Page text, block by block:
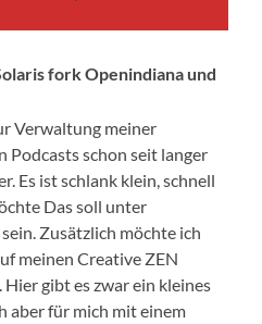
fork Openindiana und
Verwaltung meiner
Podcasts schon seit langer
Es ist schlank klein, schnell
Das soll unter
Zusätzlich möchte ich
meinen Creative ZEN
gibt es zwar ein kleines
aber für mich mit einem